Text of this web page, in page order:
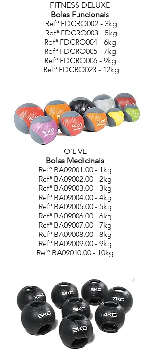
FITNESS DELUXE
Bolas Funcionais
Refª FDCRO002 - 3kg
Refª FDCRO003 - 5kg
Refª FDCRO004 - 6kg
Refª FDCRO005 - 7kg
Refª FDCRO006 - 9kg
Refª FDCRO023 - 12kg
O´LIVE
Bolas Medicinais
Refª BA09001.00 - 1kg
Refª BA09002.00 - 2kg
Refª BA09003.00 - 3kg
Refª BA09004.00 - 4kg
Refª BA09005.00 - 5kg
Refª BA09006.00 - 6kg
Refª BA09007.00 - 7kg
Refª BA09008.00 - 8kg
Refª BA09009.00 - 9kg
Refª BA09010.00 - 10kg